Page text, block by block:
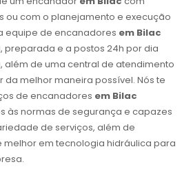
ou com o planejamento e execução
equipe de encanadores em Bilac
e a postos 24h por dia
além de uma central de atendimento
da melhor maneira possível. Nós te
de encanadores em Bilac
às normas de segurança e capazes
de serviços, além de
em tecnologia hidráulica para